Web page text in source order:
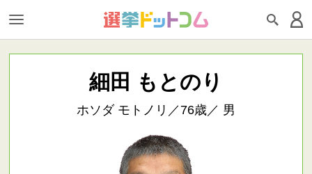
細田 もとのり
ホソダ モトノリ／76歳／ 男